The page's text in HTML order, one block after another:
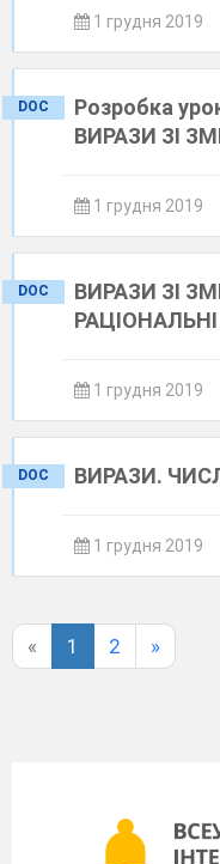
1 грудня 2019
DOC
Розробка
ВИРАЗИ ЗІ
1 грудня 2019
DOC
ВИРАЗИ ЗІ
1 грудня 2019
DOC ВИРАЗИ.
1 грудня 2019
« 1 2 »